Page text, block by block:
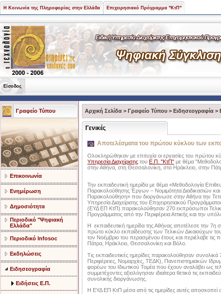
Η Κοινωνία της Πληροφορίας στην Ελλάδα Επιχειρησιακό Πρόγραμμα "ΚτΠ"
Είσοδος
Γραφείο Τύπου
Επικοινωνία
Ενημέρωση
Δημοσιότητα
Περιοδικό "Ψηφιακή
Ελλάδα"
Περιοδικό Infosoc
Εκδηλώσεις
Ειδησεογραφία
Ειδήσεις Ε.Π.
Αρχική Σελίδα > Γραφείο Τύπου > Ειδησεογραφία >
Γενικές
Αποτελέσματα του πρώτου κύκλου των
Ολοκληρώθηκαν με επιτυχία οι εργασίες του
Υπηρεσία Διαχείρισης του Ε.Π. "ΚτΠ" με θέμα
στην Αθήνα, στη Θεσσαλονίκη, στο Ηράκλειο, στην
Την εκπαιδευτική ημερίδα με θέμα «Μεθοδολογία
Παρακολούθησης Έργων – Νομιμότητα Διαδικασιών και
Παρακολούθηση» που διοργάνωσε στην Αθήνα την
Υπηρεσία Διαχείρισης του Επιχειρησιακού
(ΕΥΔ ΕΠ ΚτΠ) παρακολούθησαν 270 εκπρόσωποι
Προγράμματος από την Περιφέρεια Αττικής και την
Η εκπαιδευτική ημερίδα της Αθήνας αποτέλεσε την 7η
πρώτο κύκλο εκπαίδευσης των Τελικών Δικαιούχων
τον Νοέμβριο του περασμένου έτους και περιέλαβε τις
Πάτρα, Ηράκλειο, Θεσσαλονίκη και Βόλο.
Τις εκπαιδευτικές ημερίδες παρακολούθησαν
Περιφέρειες, Νομαρχίες, ΤΕΔΚ), Πανεπιστημιακών
φορέων του Ιδιωτικού Τομέα που έχουν αναλάβει ως
συμμετέχοντες αξιολόγησαν ιδιαίτερα θετικά τις
συνολικής διοργάνωσης.
Η ΕΥΔ ΕΠ ΚτΠ μέσα από τις ημερίδες αυτές